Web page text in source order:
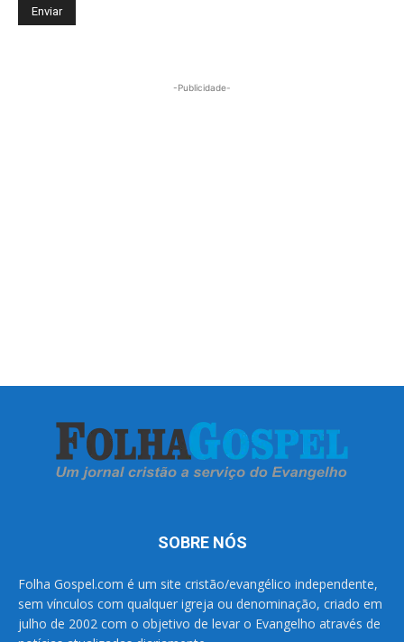
-Publicidade-
SOBRE NÓS
Folha Gospel.com é um site cristão/evangélico independente,
sem vínculos com qualquer igreja ou denominação, criado em
julho de 2002 com o objetivo de levar o Evangelho através de